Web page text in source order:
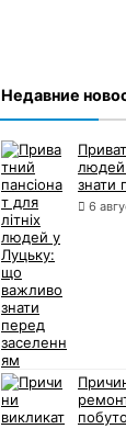
Недавние
знати
6